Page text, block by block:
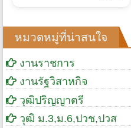
หมวดหมู่ที่น่าสนใจ
งานราชการ
งานรัฐวิสาหกิจ
วุฒิปริญญาตรี
วุฒิ ม.3,ม.6,ปวช,ปวส